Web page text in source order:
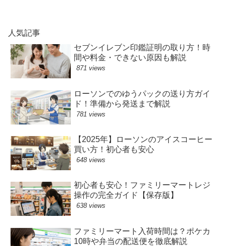
人気記事
セブンイレブン印鑑証明の取り方！時
間や料金・できない原因も解説
871 views
ローソンでのゆうパックの送り方ガイ
ド！準備から発送まで解説
781 views
【2025年】ローソンのアイスコーヒー
買い方！初心者も安心
648 views
初心者も安心！ファミリーマートレジ
操作の完全ガイド【保存版】
638 views
ファミリーマート入荷時間は？ポケカ
10時や弁当の配送便を徹底解説